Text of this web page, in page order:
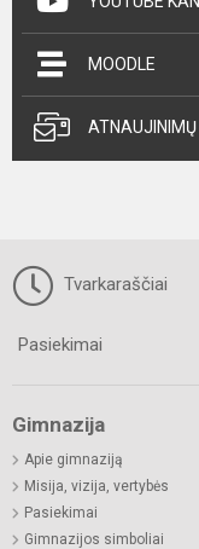
MOODLE
Tvarkaraščiai
Pasiekimai
Gimnazija
Apie gimnaziją
Misija, vizija, vertybės
Pasiekimai
Gimnazijos simboliai